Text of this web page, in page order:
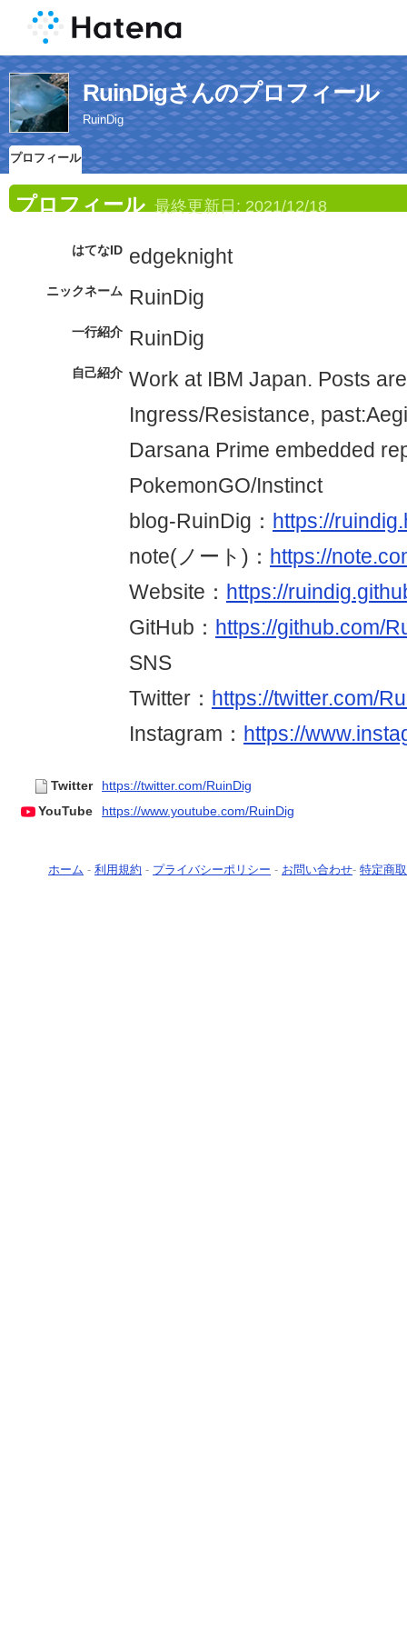
RuinDigさんのプロフィール
RuinDig
プロフィール
プロフィール 最終更新日: 2021/12/18
はてなID edgeknight
ニックネーム RuinDig
一行紹介 RuinDig
自己紹介 Work at IBM Japan. Posts
Ingress/Resistance,
Darsana Prime embedded
PokemonGO/Instinct
blog-RuinDig： https://
note(ノート)： https://
Website： https://
GitHub： https://github.com/
SNS
Twitter： https://twitter.com/
Instagram： https://
Twitter
https://twitter.com/RuinDig
YouTube
https://www.youtube.com/RuinDig
ホーム - 利用規約 - プライバシーポリシー - お問い合わせ- 特定商